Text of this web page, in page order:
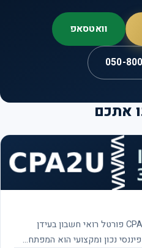
וואטסאפ
050-
אתכם
רואה חשבון מקצועי ביבנה עם CPA2U פורטל רואי חשבון בעידן
נכון ומקצועי הוא המפתח…